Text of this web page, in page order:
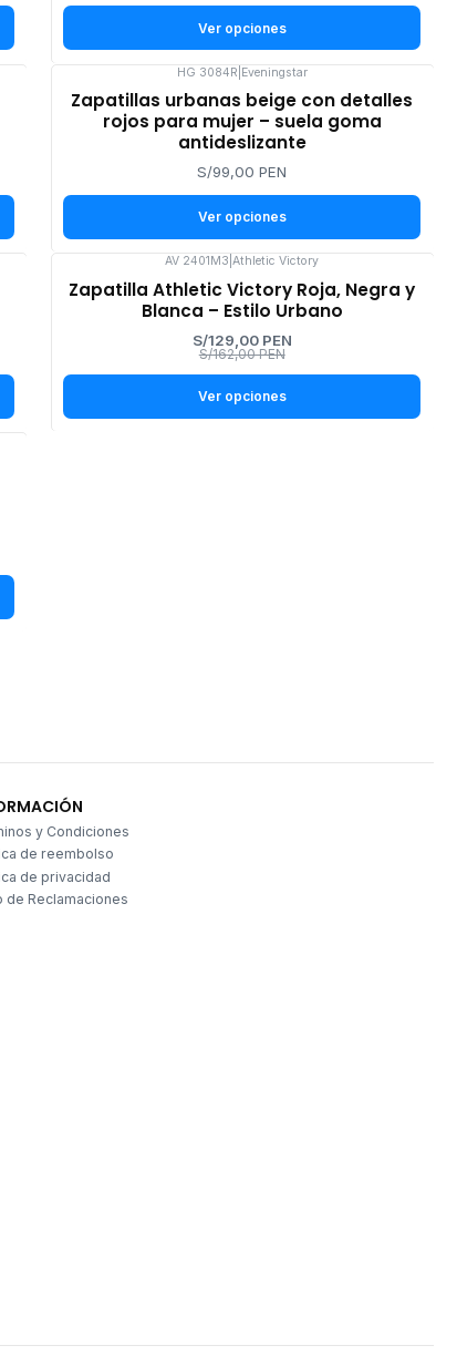
Ver opciones
HG 3084R Eveningstar
Zapatillas urbanas beige con detalles
rojos para mujer – suela goma
antideslizante
S/99,00 PEN
Ver opciones
-20%
OFF
AV 2401M3 |Athletic Victory
Zapatilla Athletic Victory Roja, Negra y
Blanca – Estilo Urbano
S/129,00 PEN
S/162,00 PEN
Ver opciones
y Condiciones
de reembolso
de privacidad
de Reclamaciones